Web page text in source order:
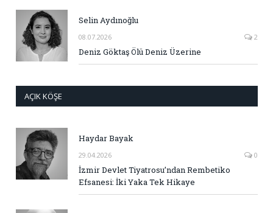
Selin Aydınoğlu
08.07.2026 2
Deniz Göktaş Ölü Deniz Üzerine
AÇIK KÖŞE
Haydar Bayak
29.04.2026 0
İzmir Devlet Tiyatrosu’ndan Rembetiko
Efsanesi: İki Yaka Tek Hikaye